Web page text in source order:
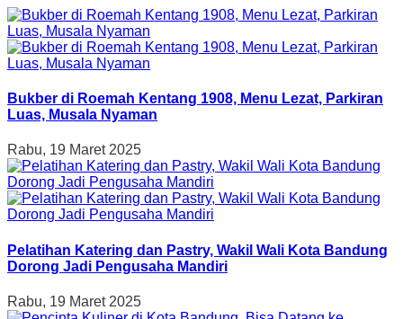
Bukber di Roemah Kentang 1908, Menu Lezat, Parkiran
Luas, Musala Nyaman
Rabu, 19 Maret 2025
Pelatihan Katering dan Pastry, Wakil Wali Kota Bandung
Dorong Jadi Pengusaha Mandiri
Rabu, 19 Maret 2025